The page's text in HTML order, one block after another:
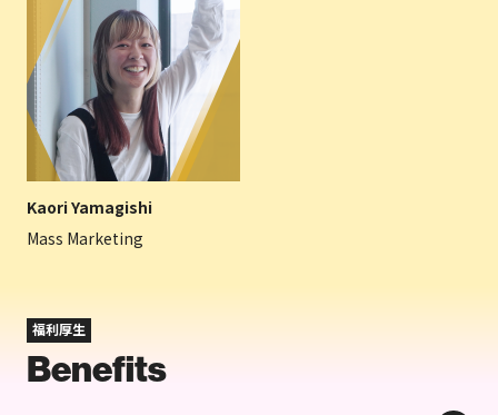
Kaori Yamagishi
Mass Marketing
福利厚生
Benefits